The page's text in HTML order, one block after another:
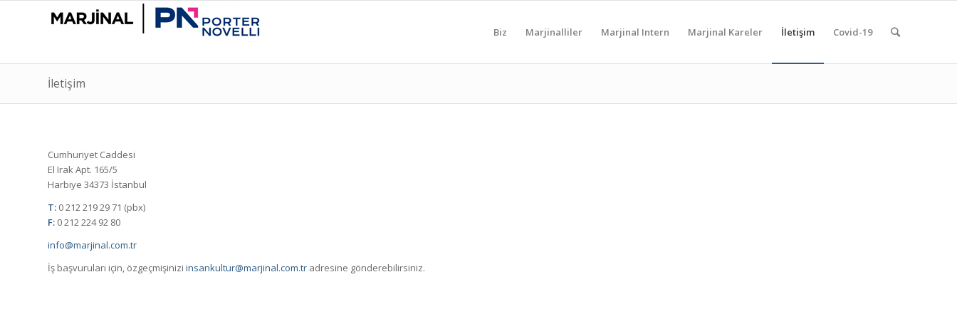
Biz Marjinalliler Marjinal Intern Marjinal Kareler İletişim Covid-19
İletişim
Cumhuriyet Caddesi
El Irak Apt. 165/5
Harbiye 34373 İstanbul
T: 0 212 219 29 71 (pbx)
F: 0 212 224 92 80
info@marjinal.com.tr
İş başvuruları için, özgeçmişinizi insankultur@marjinal.com.tr adresine gönderebilirsiniz.